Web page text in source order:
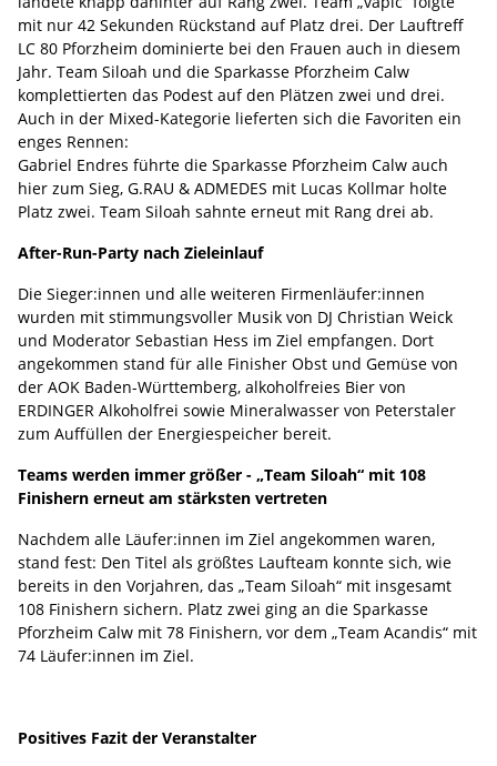
mit nur 42 Sekunden Rückstand auf Platz drei. Der Lauftreff
LC 80 Pforzheim dominierte bei den Frauen auch in diesem
Jahr. Team Siloah und die Sparkasse Pforzheim Calw
komplettierten das Podest auf den Plätzen zwei und drei.
Auch in der Mixed-Kategorie lieferten sich die Favoriten ein
enges Rennen:
Gabriel Endres führte die Sparkasse Pforzheim Calw auch
hier zum Sieg, G.RAU & ADMEDES mit Lucas Kollmar holte
Platz zwei. Team Siloah sahnte erneut mit Rang drei ab.
After-Run-Party nach Zieleinlauf
Die Sieger:innen und alle weiteren Firmenläufer:innen
wurden mit stimmungsvoller Musik von DJ Christian Weick
und Moderator Sebastian Hess im Ziel empfangen. Dort
angekommen stand für alle Finisher Obst und Gemüse von
der AOK Baden-Württemberg, alkoholfreies Bier von
ERDINGER Alkoholfrei sowie Mineralwasser von Peterstaler
zum Auffüllen der Energiespeicher bereit.
Teams werden immer größer - „Team Siloah“ mit 108
Finishern erneut am stärksten vertreten
Nachdem alle Läufer:innen im Ziel angekommen waren,
stand fest: Den Titel als größtes Laufteam konnte sich, wie
bereits in den Vorjahren, das „Team Siloah“ mit insgesamt
108 Finishern sichern. Platz zwei ging an die Sparkasse
Pforzheim Calw mit 78 Finishern, vor dem „Team Acandis“ mit
74 Läufer:innen im Ziel.
Positives Fazit der Veranstalter